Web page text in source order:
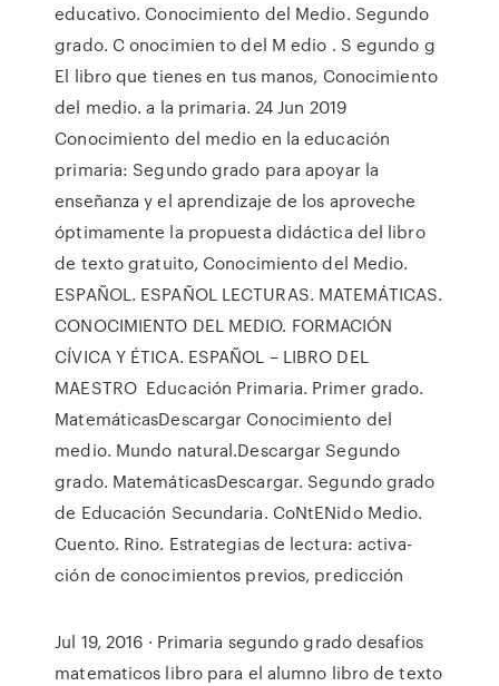
educativo. Conocimiento del Medio. Segundo
grado. C onocimien to del M edio . S egundo g
El libro que tienes en tus manos, Conocimiento
del medio. a la primaria. 24 Jun 2019
Conocimiento del medio en la educación
primaria: Segundo grado para apoyar la
enseñanza y el aprendizaje de los aproveche
óptimamente la propuesta didáctica del libro
de texto gratuito, Conocimiento del Medio.
ESPAÑOL. ESPAÑOL LECTURAS. MATEMÁTICAS.
CONOCIMIENTO DEL MEDIO. FORMACIÓN
CÍVICA Y ÉTICA. ESPAÑOL – LIBRO DEL
MAESTRO Educación Primaria. Primer grado.
MatemáticasDescargar Conocimiento del
medio. Mundo natural.Descargar Segundo
grado. MatemáticasDescargar. Segundo grado
de Educación Secundaria. CoNtENido Medio.
Cuento. Rino. Estrategias de lectura: activa-
ción de conocimientos previos, predicción
Jul 19, 2016 · Primaria segundo grado desafios
matematicos libro para el alumno libro de texto